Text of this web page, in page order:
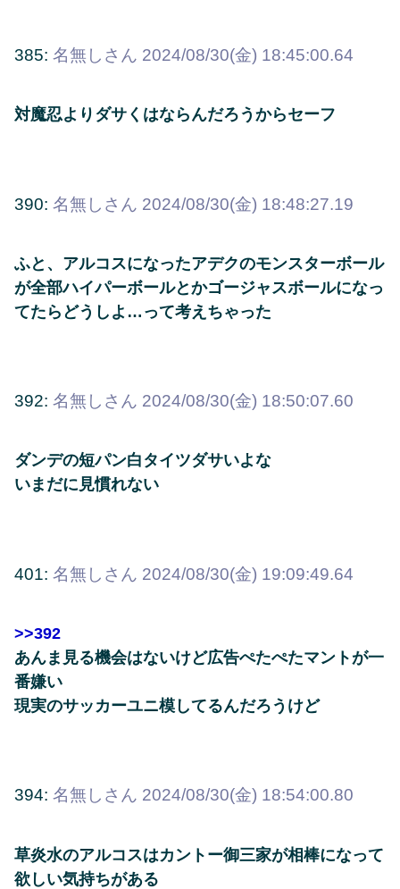
385: 名無しさん 2024/08/30(金) 18:45:00.64
対魔忍よりダサくはならんだろうからセーフ
390: 名無しさん 2024/08/30(金) 18:48:27.19
ふと、アルコスになったアデクのモンスターボール
が全部ハイパーボールとかゴージャスボールになっ
てたらどうしよ…って考えちゃった
392: 名無しさん 2024/08/30(金) 18:50:07.60
ダンデの短パン白タイツダサいよな
いまだに見慣れない
401: 名無しさん 2024/08/30(金) 19:09:49.64
>>392
あんま見る機会はないけど広告ぺたぺたマントが一
番嫌い
現実のサッカーユニ模してるんだろうけど
394: 名無しさん 2024/08/30(金) 18:54:00.80
草炎水のアルコスはカントー御三家が相棒になって
欲しい気持ちがある